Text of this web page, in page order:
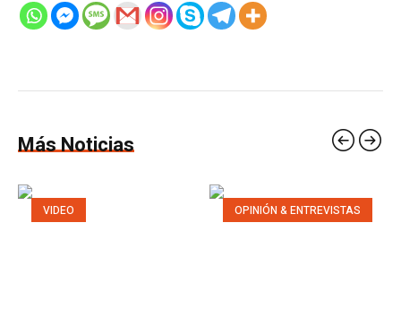
Más Noticias
VIDEO OPINIÓN & ENTREVISTAS